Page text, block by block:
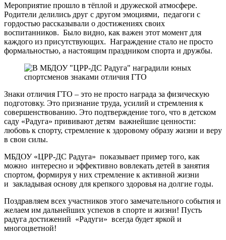
Мероприятие прошло в тёплой и дружеской атмосфере.
Родители делились друг с другом эмоциями, педагоги с
гордостью рассказывали о достижениях своих
воспитанников. Было видно, как важен этот момент для
каждого из присутствующих. Награждение стало не просто
формальностью, а настоящим праздником спорта и дружбы.
Знаки отличия ГТО – это не просто награда за физическую
подготовку. Это признание труда, усилий и стремления к
совершенствованию. Это подтверждение того, что в детском
саду «Радуга» прививают детям важнейшие ценности:
любовь к спорту, стремление к здоровому образу жизни и веру
в свои силы.
МБДОУ «ЦРР-ДС Радуга» показывает пример того, как
можно интересно и эффективно вовлекать детей в занятия
спортом, формируя у них стремление к активной жизни
и закладывая основу для крепкого здоровья на долгие годы.
Поздравляем всех участников этого замечательного события и
желаем им дальнейших успехов в спорте и жизни! Пусть
радуга достижений «Радуги» всегда будет яркой и
многоцветной!